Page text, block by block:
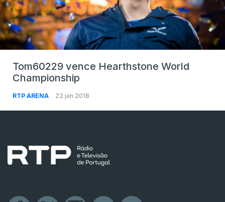
Tom60229 vence Hearthstone World
Championship
RTP ARENA 22 jan 2018